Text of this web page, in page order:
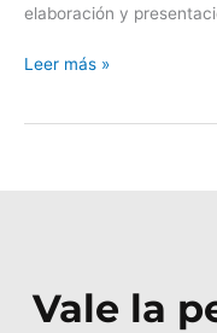
elaboración y
Leer más »
Vale la